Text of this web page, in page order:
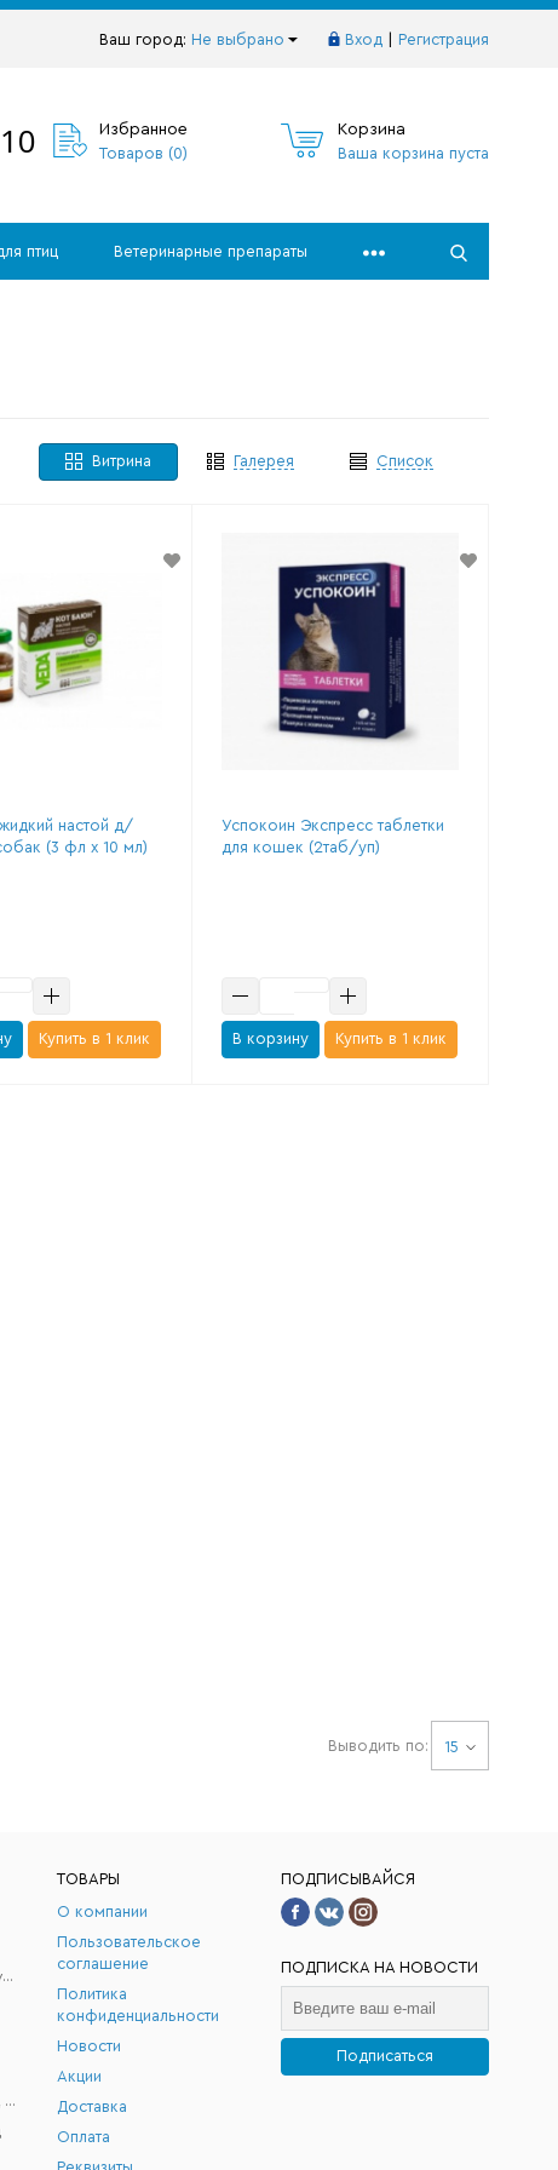
Ваш город: Не выбрано Вход Регистрация
Избранное
Товаров (0)
Корзина
Ваша корзина пуста
птиц Ветеринарные препараты
Список
Галерея
Витрина
настой д/
(3 фл х 10 мл)
Купить в 1 клик
Успокоин Экспресс таблетки
для кошек (2таб/уп)
В корзину Купить в 1 клик
Выводить по: 15
Клетки, вольеры и террариумы
Игрушки для птиц: попугаев, канареек и др.
ТОВАРЫ
О компании
Пользовательское
соглашение
Политика
конфиденциальности
Новости
Акции
Доставка
Оплата
ПОДПИСЫВАЙСЯ
ПОДПИСКА НА НОВОСТИ
Подписаться